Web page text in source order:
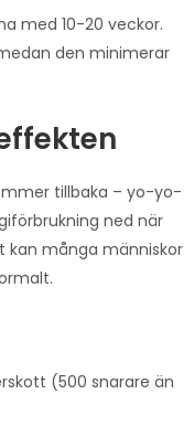
med 10-20 veckor.
den minimerar
tillbaka – yo-yo-
ned när
kan många människor
(500 snarare än